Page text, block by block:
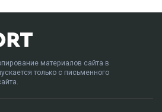
материалов сайта в
только с письменного